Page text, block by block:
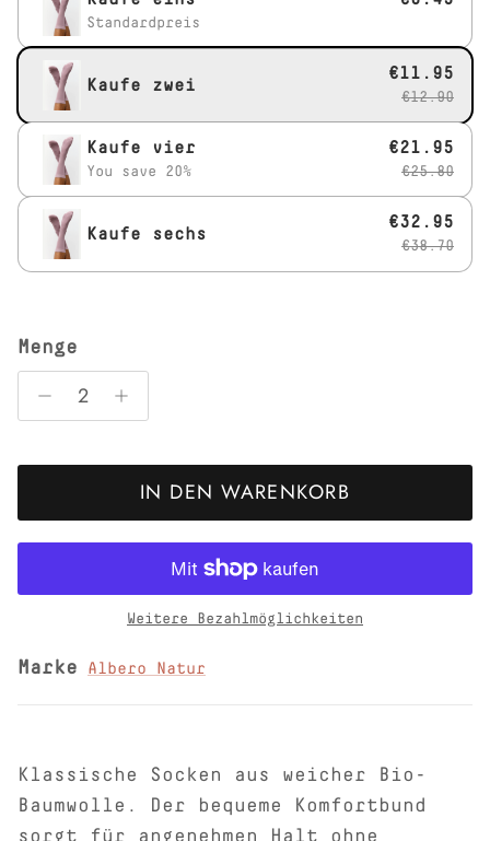
Standardpreis
Kaufe zwei
€11.95
€12.90
Kaufe vier
You save 20%
€21.95
€25.80
Kaufe sechs
€32.95
€38.70
Menge
IN DEN WARENKORB
Weitere Bezahlmöglichkeiten
Marke Albero Natur
Klassische Socken aus weicher Bio-
Baumwolle. Der bequeme Komfortbund
sorgt für angenehmen Halt ohne